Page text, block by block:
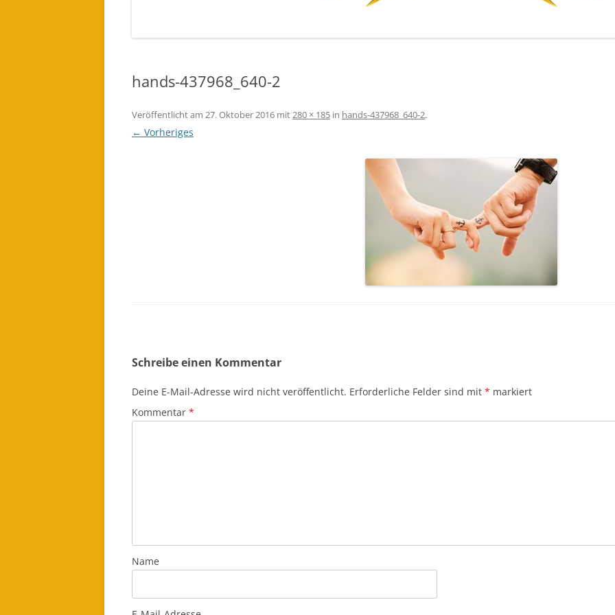
hands-437968_640-2
Veröffentlicht am 27. Oktober 2016 mit280 × 185 in hands-437968_640-2.
← Vorheriges
Schreibe einen Kommentar
Deine E-Mail-Adresse wird nicht veröffentlicht. Erforderliche Felder sind mit * markiert
Kommentar *
Name